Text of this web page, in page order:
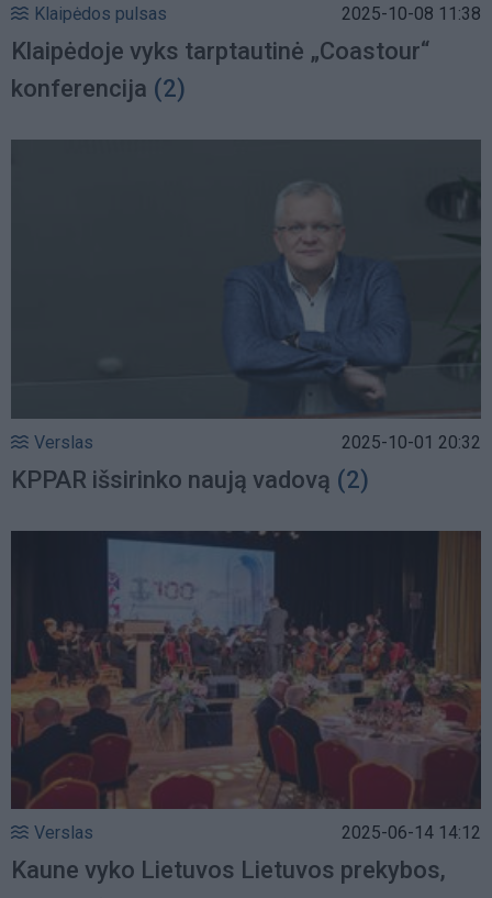
Klaipėdos pulsas 2025-10-08 11:38
Klaipėdoje vyks tarptautinė „Coastour“
konferencija (2)
Verslas 2025-10-01 20:32
KPPAR išsirinko naują vadovą (2)
Verslas 2025-06-14 14:12
Kaune vyko Lietuvos Lietuvos prekybos,